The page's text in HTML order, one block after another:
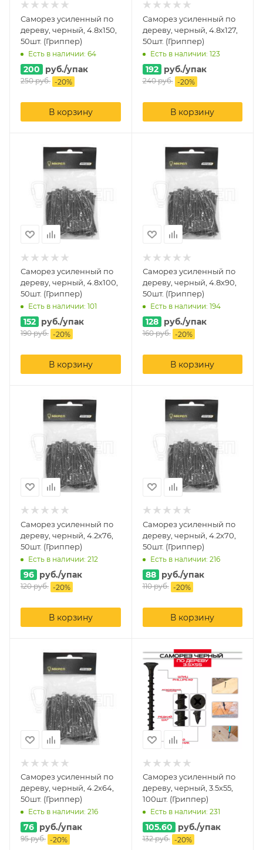
Саморез усиленный по
дереву, черный, 4.8х150,
50шт. (Гриппер)
Есть в наличии: 64
200 руб./упак
250руб. -20%
В корзину
Саморез усиленный по
дереву, черный, 4.8х127,
50шт. (Гриппер)
Есть в наличии: 123
192 руб./упак
240руб. -20%
В корзину
Саморез усиленный по
дереву, черный, 4.8х100,
50шт. (Гриппер)
Есть в наличии: 101
152 руб./упак
190руб. -20%
В корзину
Саморез усиленный по
дереву, черный, 4.8х90,
50шт. (Гриппер)
Есть в наличии: 194
128 руб./упак
160руб. -20%
В корзину
Саморез усиленный по
дереву, черный, 4.2х76,
50шт. (Гриппер)
Есть в наличии: 212
96 руб./упак
120руб. -20%
В корзину
Саморез усиленный по
дереву, черный, 4.2х70,
50шт. (Гриппер)
Есть в наличии: 216
88 руб./упак
110руб. -20%
В корзину
Саморез усиленный по
дереву, черный, 4.2х64,
50шт. (Гриппер)
Есть в наличии: 216
76 руб./упак
95руб. -20%
Саморез усиленный по
дереву, черный, 3.5х55,
100шт. (Гриппер)
Есть в наличии: 231
105.60 руб./упак
132руб. -20%